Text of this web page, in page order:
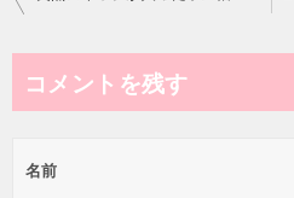
ビ
ー
コメントを残す
名前